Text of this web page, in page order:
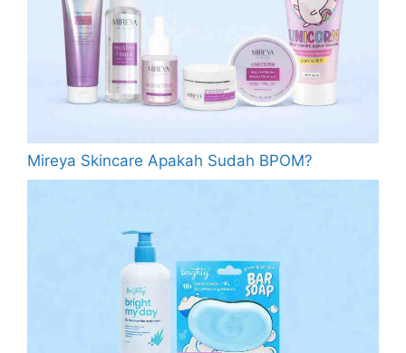
Mireya Skincare Apakah Sudah BPOM?